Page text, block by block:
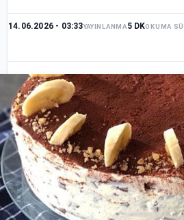
14.06.2026 - 03:33YAYINLANMA5 DKOKUMA